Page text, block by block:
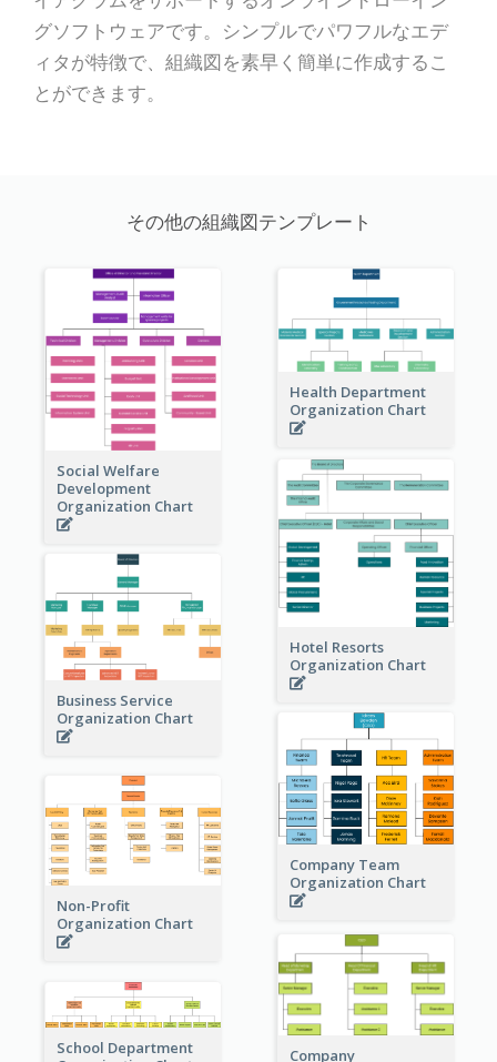
グソフトウェアです。シンプルでパワフルなエデ
ィタが特徴で、組織図を素早く簡単に作成するこ
とができます。
その他の組織図テンプレート
Social Welfare
Development
Organization Chart
Health Department
Organization Chart
Hotel Resorts
Organization Chart
Business Service
Organization Chart
Company Team
Organization Chart
Non-Profit
Organization Chart
Company
School Department